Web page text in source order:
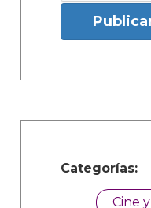
Categorías:
Cine